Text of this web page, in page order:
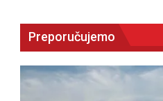
Preporučujemo